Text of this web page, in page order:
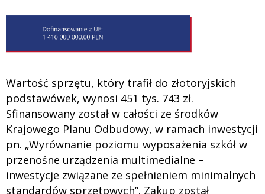
Wartość sprzętu, który trafił do złotoryjskich
podstawówek, wynosi 451 tys. 743 zł.
Sfinansowany został w całości ze środków
Krajowego Planu Odbudowy, w ramach inwestycji
pn. „Wyrównanie poziomu wyposażenia szkół w
przenośne urządzenia multimedialne –
inwestycje związane ze spełnieniem minimalnych
standardów sprzętowych”. Zakup został